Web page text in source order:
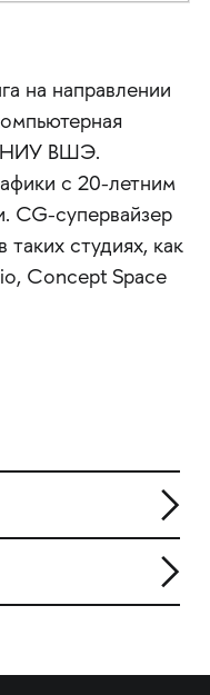
на направлении
НИУ ВШЭ.
с 20-летним
CG-супервайзер
таких студиях, как
Concept Space